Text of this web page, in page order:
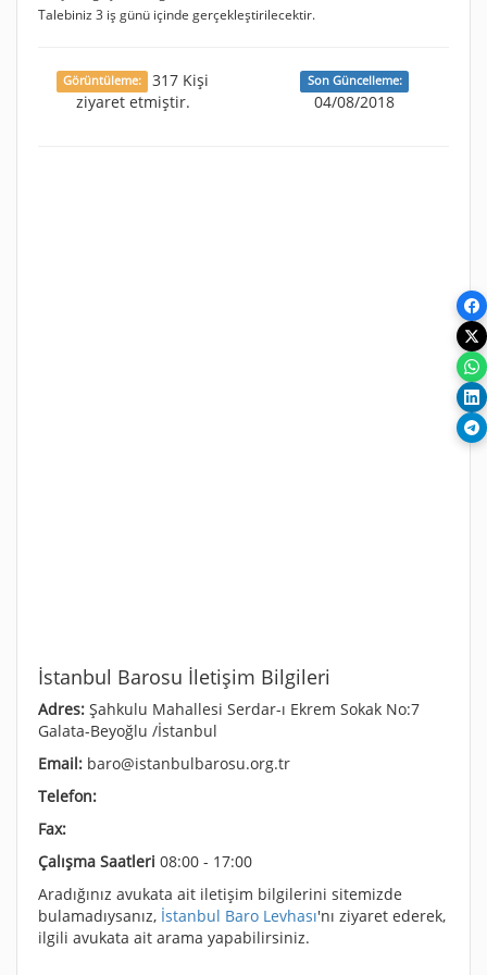
Talebiniz 3 iş günü içinde gerçekleştirilecektir.
Görüntüleme:
317 Kişi
ziyaret etmiştir.
Son Güncelleme:
04/08/2018
İstanbul Barosu İletişim Bilgileri
Adres: Şahkulu Mahallesi Serdar-ı Ekrem Sokak No:7
Galata-Beyoğlu /İstanbul
Email: baro@istanbulbarosu.org.tr
Telefon:
Fax:
Çalışma Saatleri 08:00 - 17:00
Aradığınız avukata ait iletişim bilgilerini sitemizde
bulamadıysanız, İstanbul Baro Levhası'nı ziyaret ederek,
ilgili avukata ait arama yapabilirsiniz.